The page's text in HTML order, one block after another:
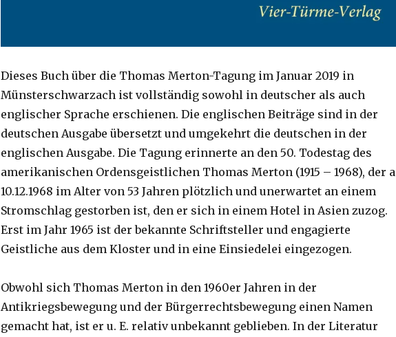
Dieses Buch über die Thomas Merton-Tagung im Januar 2019 in
Münsterschwarzach ist vollständig sowohl in deutscher als auch
englischer Sprache erschienen. Die englischen Beiträge sind in der
deutschen Ausgabe übersetzt und umgekehrt die deutschen in der
englischen Ausgabe. Die Tagung erinnerte an den 50. Todestag des
amerikanischen Ordensgeistlichen Thomas Merton (1915 – 1968), der
10.12.1968 im Alter von 53 Jahren plötzlich und unerwartet an einem
Stromschlag gestorben ist, den er sich in einem Hotel in Asien zuzog.
Erst im Jahr 1965 ist der bekannte Schriftsteller und engagierte
Geistliche aus dem Kloster und in eine Einsiedelei eingezogen.
Obwohl sich Thomas Merton in den 1960er Jahren in der
Antikriegsbewegung und der Bürgerrechtsbewegung einen Namen
gemacht hat, ist er u. E. relativ unbekannt geblieben. In der Literatur